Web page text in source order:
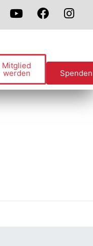
Mitglied
werden Spenden